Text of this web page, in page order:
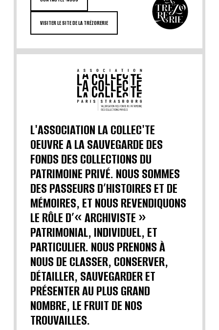
VISITER LE SITE DE LA TRÉZORERIE
L'ASSOCIATION LA COLLEC'TE
OEUVRE A LA SAUVEGARDE DES
FONDS DES COLLECTIONS DU
PATRIMOINE PRIVÉ. NOUS SOMMES
DES PASSEURS D’HISTOIRES ET DE
MÉMOIRES, ET NOUS REVENDIQUONS
LE RÔLE D’« ARCHIVISTE »
PATRIMONIAL, INDIVIDUEL, ET
PARTICULIER. NOUS PRENONS À
NOUS DE CLASSER, CONSERVER,
DÉTAILLER, SAUVEGARDER ET
PRÉSENTER AU PLUS GRAND
NOMBRE, LE FRUIT DE NOS
TROUVAILLES.